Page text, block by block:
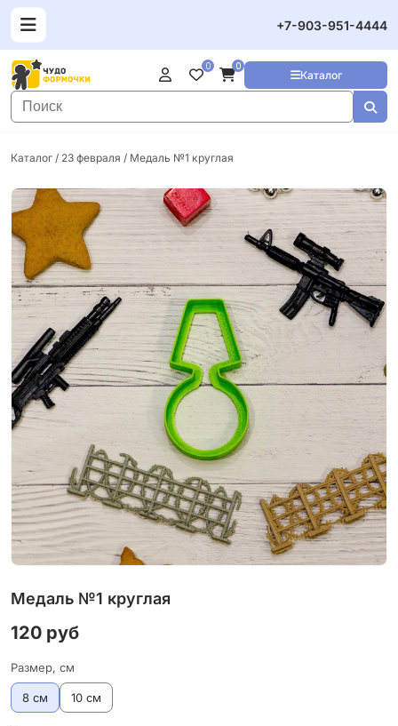
+7-903-951-4444
Каталог
0 0
Каталог / 23 февраля / Медаль №1 круглая
Медаль №1 круглая
120 руб
Размер, см
8 см 10 см